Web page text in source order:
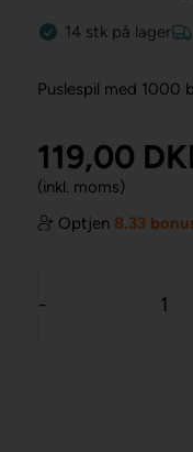
14 stk på lager
Puslespil med 1000
119,00
(inkl. moms)
Optjen 8.33
-